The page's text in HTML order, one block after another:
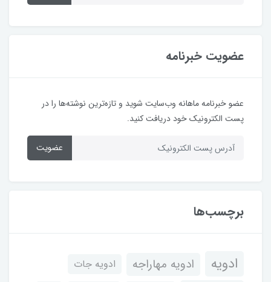
عضویت خبرنامه
عضو خبرنامه ماهانه وب‌سایت شوید و تازه‌ترین نوشته‌ها را در
پست الکترونیک خود دریافت کنید.
عضویت
برچسب‌ها
ادویه ادویه مهاراجه
ادویه جات